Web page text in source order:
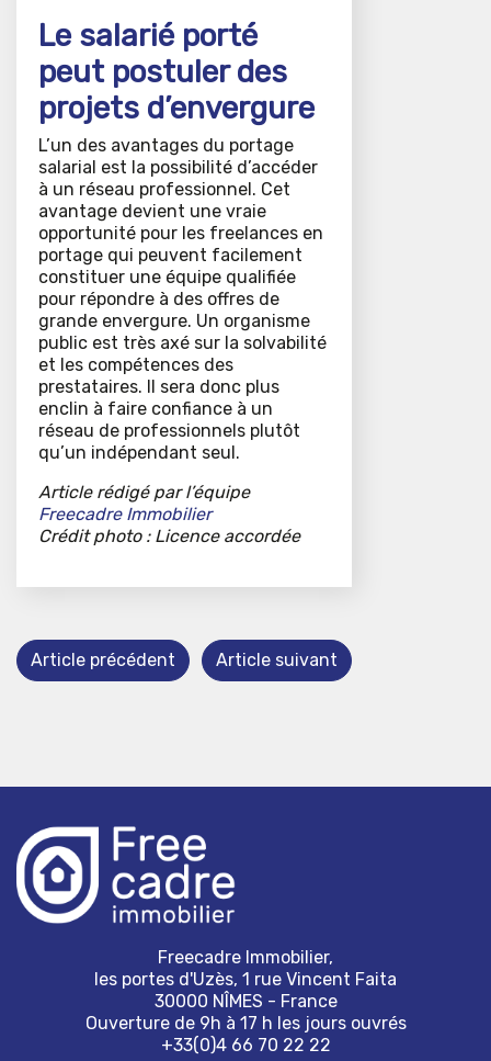
Le salarié porté
peut postuler des
projets d’envergure
L’un des avantages du portage
salarial est la possibilité d’accéder
à un réseau professionnel. Cet
avantage devient une vraie
opportunité pour les freelances en
portage qui peuvent facilement
constituer une équipe qualifiée
pour répondre à des offres de
grande envergure. Un organisme
public est très axé sur la solvabilité
et les compétences des
prestataires. Il sera donc plus
enclin à faire confiance à un
réseau de professionnels plutôt
qu’un indépendant seul.
Article rédigé par l’équipe
Freecadre Immobilier
Crédit photo : Licence accordée
Article précédent Article suivant
Freecadre Immobilier,
les portes d'Uzès, 1 rue Vincent Faita
30000 NÎMES - France
Ouverture de 9h à 17 h les jours ouvrés
+33(0)4 66 70 22 22